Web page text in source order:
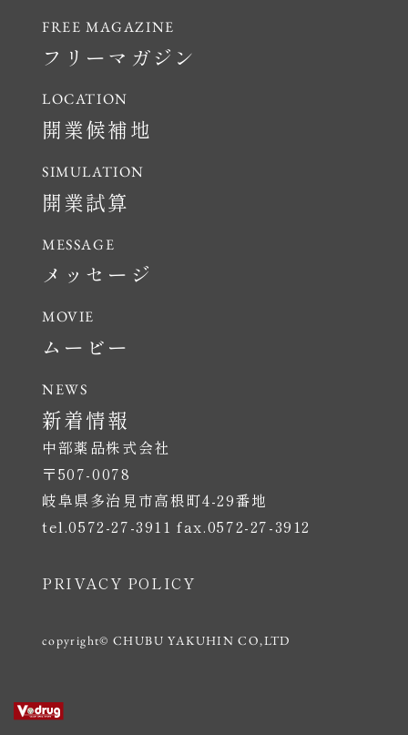
中部薬品株式会社
〒507-0078
岐阜県多治見市高根町4-29番地
tel.0572-27-3911 fax.0572-27-3912
PRIVACY POLICY
フリーマガジン
開業候補地
開業試算
メッセージ
ムービー
新着情報
copyright© CHUBU YAKUHIN CO,LTD